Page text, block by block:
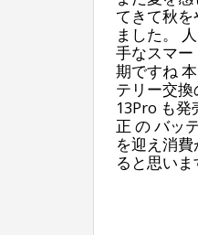
てきて秋
ました。
手なスマ
期ですね
テリー交
13Pro も
正 の バッ
を迎え消
ると思いま